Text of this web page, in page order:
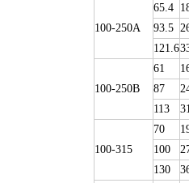
100-250A
65.4
93.5
121.6
100-250B
61
87
113
100-315
70
100
130